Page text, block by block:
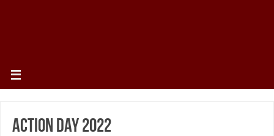
Action Day 2022